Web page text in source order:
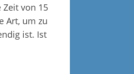
von 15
Art, um zu
ist. Ist